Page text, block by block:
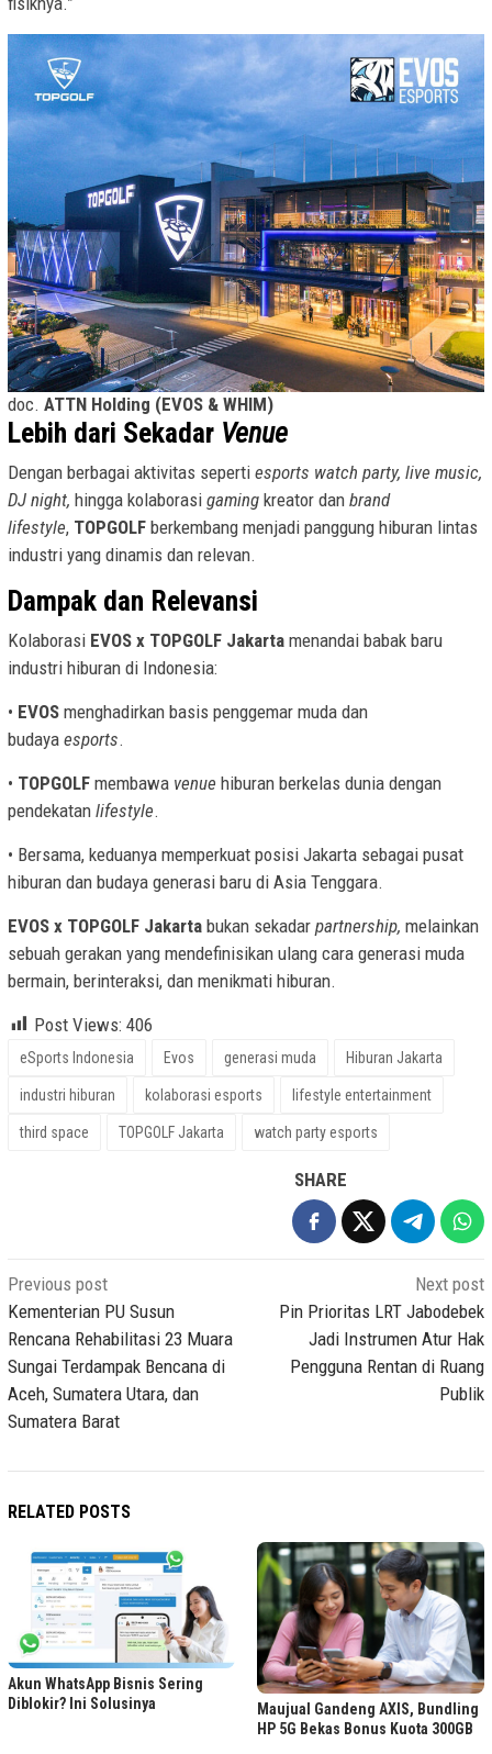
doc. ATTN Holding (EVOS & WHIM)
Lebih dari Sekadar Venue
Dengan berbagai aktivitas seperti esports watch party, live music,
DJ night, hingga kolaborasi gaming kreator dan brand
lifestyle, TOPGOLF berkembang menjadi panggung hiburan lintas
industri yang dinamis dan relevan.
Dampak dan Relevansi
Kolaborasi EVOS x TOPGOLF Jakarta menandai babak baru
industri hiburan di Indonesia:
• EVOS menghadirkan basis penggemar muda dan
budaya esports.
• TOPGOLF membawa venue hiburan berkelas dunia dengan
pendekatan lifestyle.
• Bersama, keduanya memperkuat posisi Jakarta sebagai pusat
hiburan dan budaya generasi baru di Asia Tenggara.
EVOS x TOPGOLF Jakarta bukan sekadar partnership, melainkan
sebuah gerakan yang mendefinisikan ulang cara generasi muda
bermain, berinteraksi, dan menikmati hiburan.
Post Views: 406
eSports Indonesia Evos generasi muda Hiburan Jakarta
industri hiburan kolaborasi esports lifestyle entertainment
third space TOPGOLF Jakarta watch party esports
SHARE
Post
navigation
Previous post
Kementerian PU Susun
Rencana Rehabilitasi 23 Muara
Sungai Terdampak Bencana di
Aceh, Sumatera Utara, dan
Sumatera Barat
Next post
Pin Prioritas LRT Jabodebek
Jadi Instrumen Atur Hak
Pengguna Rentan di Ruang
Publik
RELATED POSTS
Akun WhatsApp Bisnis Sering
Diblokir? Ini Solusinya
Maujual Gandeng AXIS, Bundling
HP 5G Bekas Bonus Kuota 300GB